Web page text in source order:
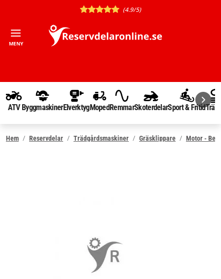
(4.9/5)
MENY
ATV ByggmaskinerElverktygMopedRemmarSkoterdelarSport & Fritid
Hem Reservdelar Trädgårdsmaskiner Gräsklippare Motor -